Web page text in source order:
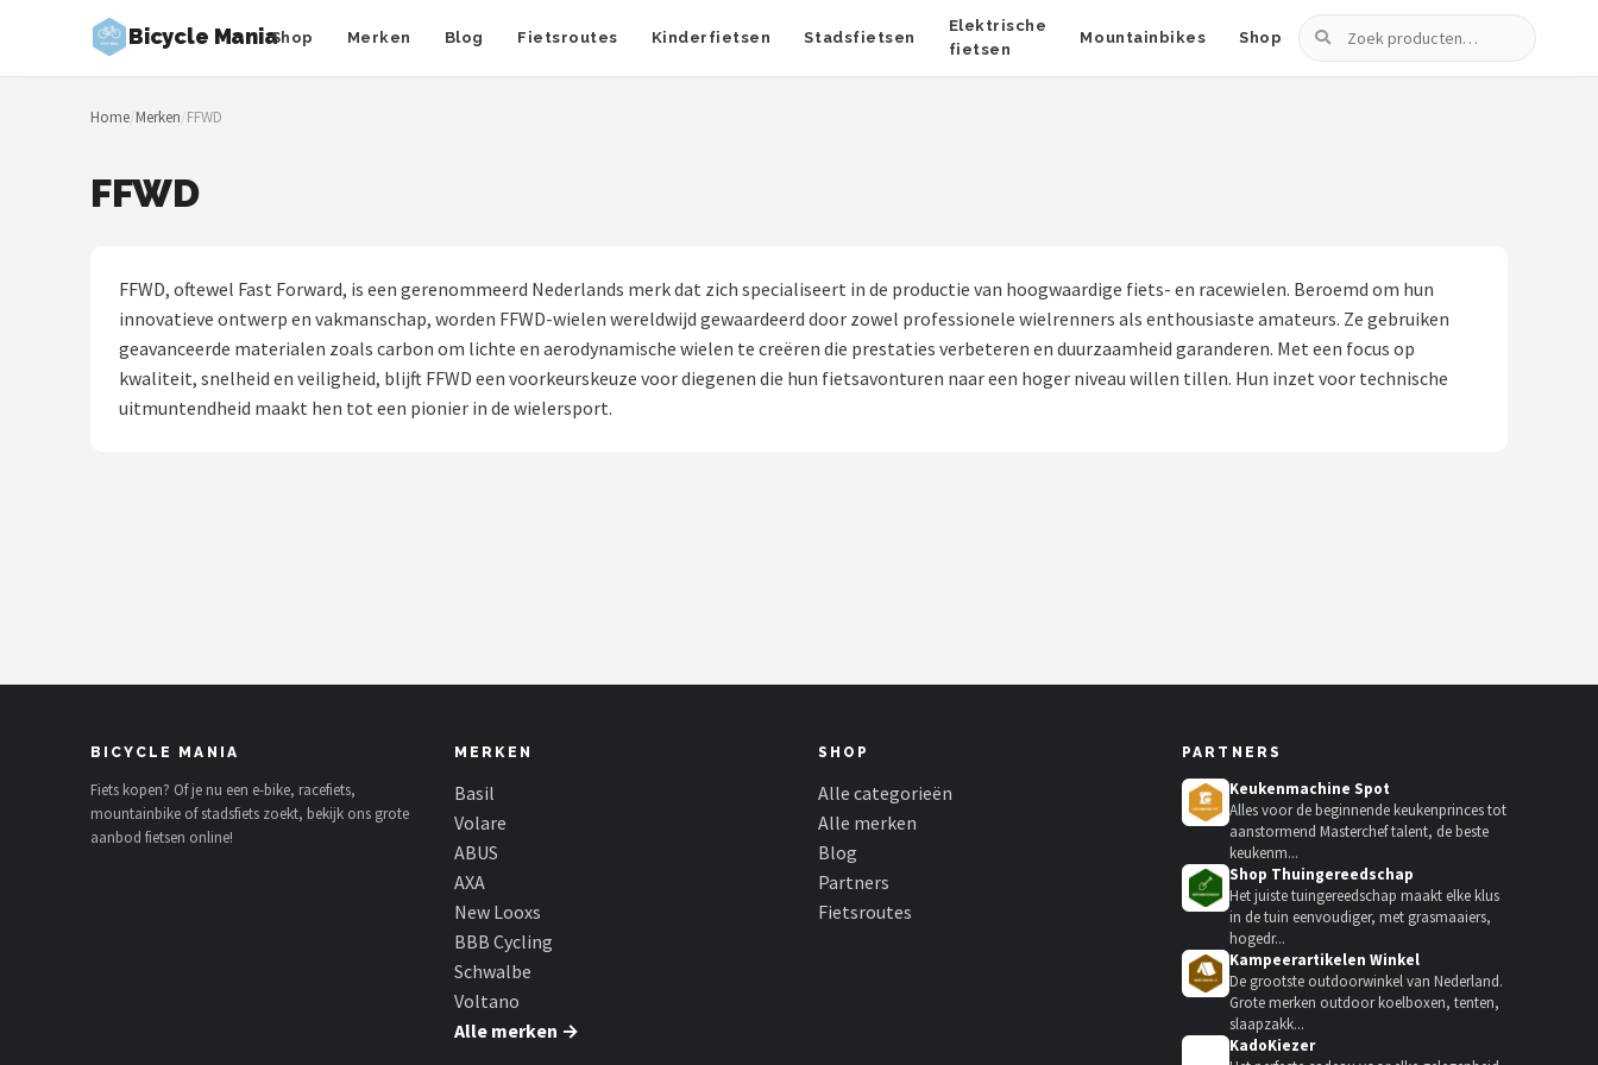
Bicycle ManiaShop Merken Blog Fietsroutes Kinderfietsen Stadsfietsen
Elektrische
fietsen
Mountainbikes Shop
Zoeken
Zoeken
NAVIGATIE
Fietsroutes
Kinderfietsen
Volare
ABUS
Home/Merken/FFWD
FFWD
FFWD, oftewel Fast Forward, is een gerenommeerd Nederlands merk dat zich specialiseert in de productie van hoogwaardige fiets- en racewielen. Beroemd om hun
innovatieve ontwerp en vakmanschap, worden FFWD-wielen wereldwijd gewaardeerd door zowel professionele wielrenners als enthousiaste amateurs. Ze gebruiken
geavanceerde materialen zoals carbon om lichte en aerodynamische wielen te creëren die prestaties verbeteren en duurzaamheid garanderen. Met een focus op
kwaliteit, snelheid en veiligheid, blijft FFWD een voorkeurskeuze voor diegenen die hun fietsavonturen naar een hoger niveau willen tillen. Hun inzet voor technische
uitmuntendheid maakt hen tot een pionier in de wielersport.
BICYCLE MANIA
Fiets kopen? Of je nu een e-bike, racefiets,
mountainbike of stadsfiets zoekt, bekijk ons grote
aanbod fietsen online!
MERKEN
Basil
Volare
ABUS
AXA
New Looxs
BBB Cycling
Schwalbe
Voltano
Alle merken →
SHOP
Alle categorieën
Alle merken
Blog
Partners
Fietsroutes
PARTNERS
Keukenmachine Spot
Alles voor de beginnende keukenprinces tot
aanstormend Masterchef talent, de beste
keukenm...
Shop Thuingereedschap
Het juiste tuingereedschap maakt elke klus
in de tuin eenvoudiger, met grasmaaiers,
hogedr...
Kampeerartikelen Winkel
De grootste outdoorwinkel van Nederland.
Grote merken outdoor koelboxen, tenten,
slaapzakk...
KadoKiezer